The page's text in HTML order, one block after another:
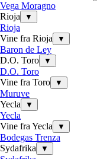
Vega Moragno
Rioja
▼
Rioja
Vine fra Rioja
▼
Baron de Ley
D.O. Toro
▼
D.O. Toro
Vine fra Toro
▼
Muruve
Yecla
▼
Yecla
Vine fra Yecla
▼
Bodegas Trenza
Sydafrika
▼